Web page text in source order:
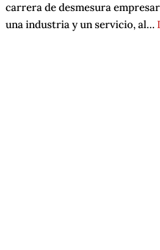
carrera de desmesura
una industria y un servicio, al…